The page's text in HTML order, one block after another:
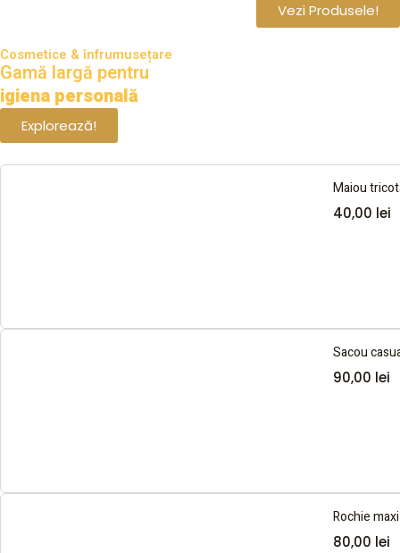
Vezi Produsele!
Cosmetice & înfrumusețare
Gamă largă pentru
igiena personală
Explorează!
Maiou
40,00 lei
Sacou
90,00 lei
Rochie
80,00 lei